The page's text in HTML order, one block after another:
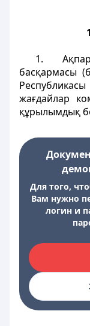
1.
басқармасы
жағдайлар
құрылымдық
Для того,
Вам нужно
логин и